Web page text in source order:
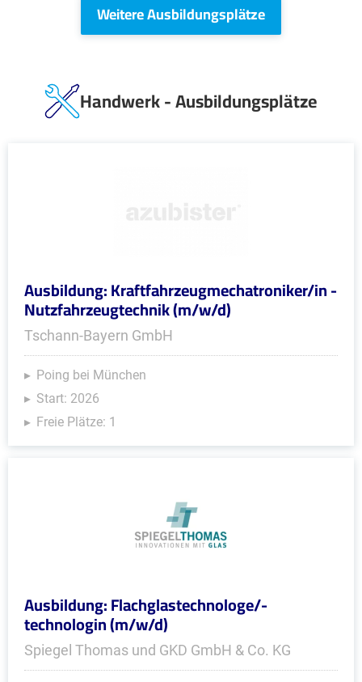
Weitere Ausbildungsplätze
Handwerk - Ausbildungsplätze
Ausbildung: Kraftfahrzeugmechatroniker/in -
Nutzfahrzeugtechnik (m/w/d)
Tschann-Bayern GmbH
Poing bei München
Start: 2026
Freie Plätze: 1
Ausbildung: Flachglastechnologe/-
technologin (m/w/d)
Spiegel Thomas und GKD GmbH & Co. KG